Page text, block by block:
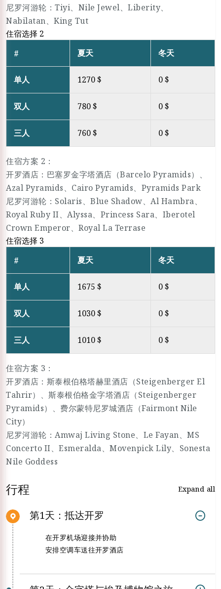
尼罗河游轮：Tiyi、Nile Jewel、Liberity、
Nabilatan、King Tut
住宿选择 2
#
夏天 冬天
单人 1270 $ 0 $
双人 780 $ 0 $
三人 760 $ 0 $
住宿方案 2：
开罗酒店：巴塞罗金字塔酒店（Barcelo Pyramids）、
Azal Pyramids、Cairo Pyramids、Pyramids Park
尼罗河游轮：Solaris、Blue Shadow、Al Hambra、
Royal Ruby II、Alyssa、Princess Sara、Iberotel
Crown Emperor、Royal La Terrase
住宿选择 3
#
夏天 冬天
单人 1675 $ 0 $
双人 1030 $ 0 $
三人 1010 $ 0 $
住宿方案 3：
开罗酒店：斯泰根伯格塔赫里酒店（Steigenberger El
Tahrir）、斯泰根伯格金字塔酒店（Steigenberger
Pyramids）、费尔蒙特尼罗城酒店（Fairmont Nile
City）
尼罗河游轮：Amwaj Living Stone、Le Fayan、MS
Concerto II、Esmeralda、Movenpick Lily、Sonesta
Nile Goddess
行程 Expand all
第1天：抵达开罗
在开罗机场迎接并协助
安排空调车送往开罗酒店